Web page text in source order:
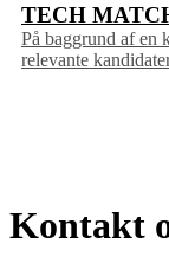
TECH
På baggrund af en
relevante
Kontakt